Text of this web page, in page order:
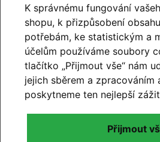
99%
zákazníků
prohlédnout
naGoogle.com
K správnému fungování
shopu, k přizpůsobení
potřebám, ke statistickým a
účelům používáme soubory
tlačítko „Přijmout vše“ nám
jejich sběrem a zpracováním
poskytneme ten nejlepší
Přijmout